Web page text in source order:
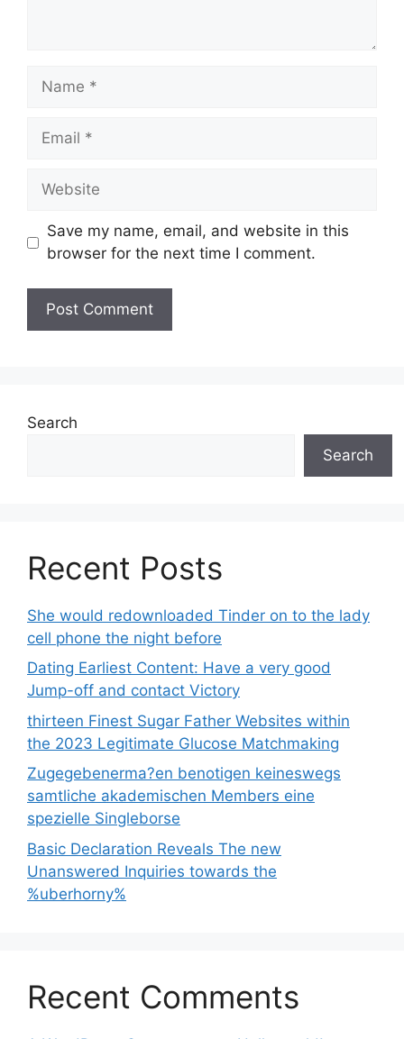
Name
Email
Website
Save my name, email, and website in this
browser for the next time I comment.
Search
Search
Recent Posts
She would redownloaded Tinder on to the lady
cell phone the night before
Dating Earliest Content: Have a very good
Jump-off and contact Victory
thirteen Finest Sugar Father Websites within
the 2023 Legitimate Glucose Matchmaking
Zugegebenerma?en benotigen keineswegs
samtliche akademischen Members eine
spezielle Singleborse
Basic Declaration Reveals The new
Unanswered Inquiries towards the
%uberhorny%
Recent Comments